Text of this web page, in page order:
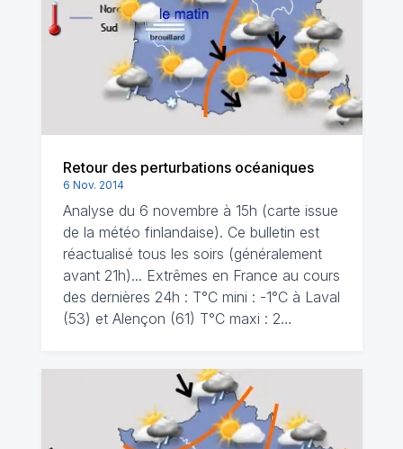
Retour des perturbations océaniques
6 Nov. 2014
Analyse du 6 novembre à 15h (carte issue
de la météo finlandaise). Ce bulletin est
réactualisé tous les soirs (généralement
avant 21h)... Extrêmes en France au cours
des dernières 24h : T°C mini : -1°C à Laval
(53) et Alençon (61) T°C maxi : 2…